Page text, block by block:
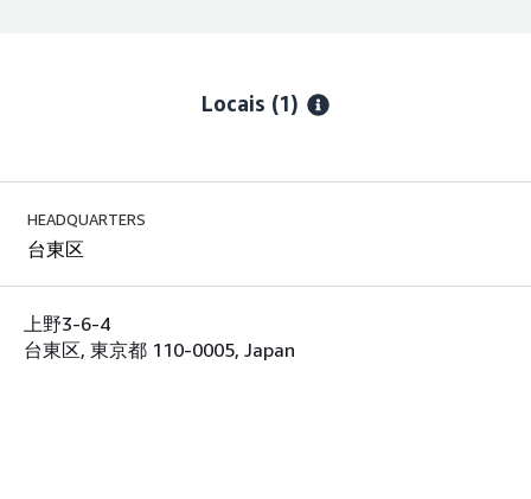
Locais (1)
HEADQUARTERS
台東区
上野3-6-4
台東区, 東京都 110-0005, Japan